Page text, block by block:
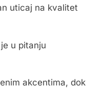
uticaj na kvalitet
u pitanju
akcentima, dok